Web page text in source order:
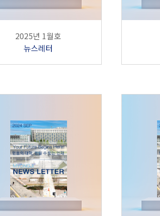
2025년 1월호
뉴스레터